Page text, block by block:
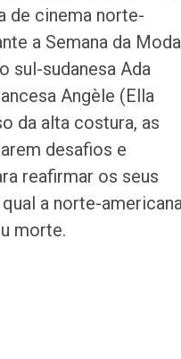
de cinema norte-
a Semana da Moda
sul-sudanesa Ada
Angèle (Ella
da alta costura, as
desafios e
reafirmar os seus
a norte-
morte.